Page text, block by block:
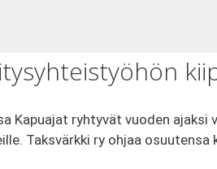
Kapuajat ryhtyvät vuoden
Taksvärkki ry ohjaa